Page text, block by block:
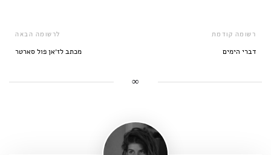
רשומה קודמת
דברי הימים
לרשומה הבאה
מכתב לז׳אן פול סארטר
∞